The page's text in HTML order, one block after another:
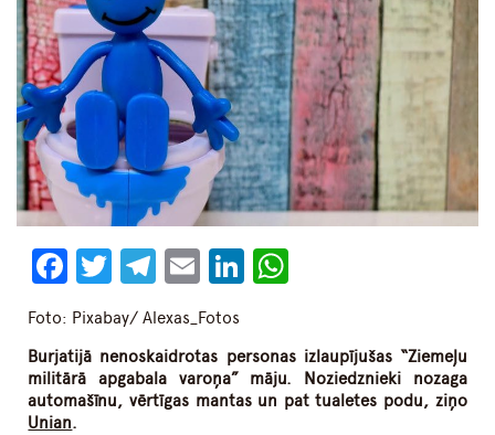
Facebook
Twitter
Telegram
EmailLinkedIn
Foto: Pixabay/ Alexas_Fotos
Burjatijā nenoskaidrotas personas izlaupījušas “Ziemeļu
militārā apgabala varoņa” māju. Noziedznieki nozaga
automašīnu, vērtīgas mantas un pat tualetes podu, ziņo
Unian.